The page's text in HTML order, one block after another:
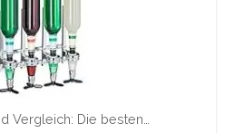
Vergleich: Die besten…